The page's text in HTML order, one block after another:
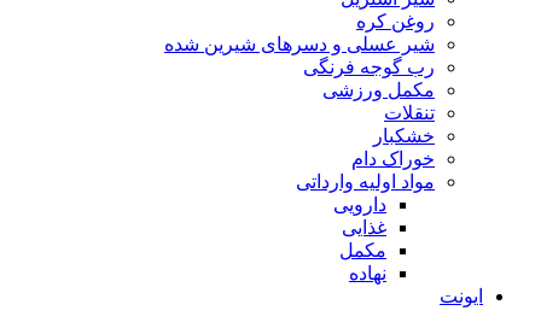
روغن کره
شیر عسلی و دسرهای شیرین‌ شده
رب گوجه فرنگی
مکمل ورزشی
تنقلات
خشکبار
خوراک دام
مواد اولیه وارداتی
دارویی
غذایی
مکمل
نهاده
ایونت